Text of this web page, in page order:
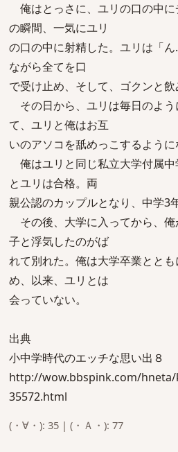
俺はとっさに、ユリの口の中
の瞬間、一気にユリ
の口の中に射精した。ユリは「
ながら全てを口
で受け止め、そして、ゴクンと飲
その日から、ユリは毎日のよ
て、ユリと俺はお互
いのアソコを舐めっこするように
俺はユリと同じ私立大学付属
とユリは合格。両
親公認のカップルとなり、中学3
その後、大学に入ってから、
子と浮気したのがば
れて別れた。俺は大学卒業とと
め、以来、ユリとは
会っていない。
出典
小中学時代のエッチな思い出８
http://wow.bbspink.com/hneta/
35572.html
(・∀・): 35 | (・Ａ・): 77